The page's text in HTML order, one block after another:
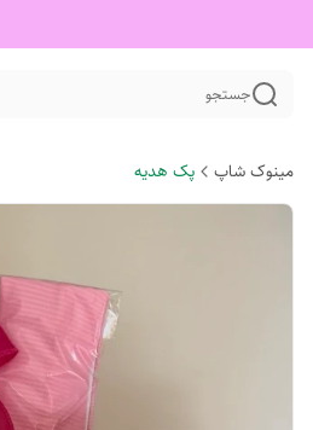
جستجو
مینوک شاپ پک هدیه